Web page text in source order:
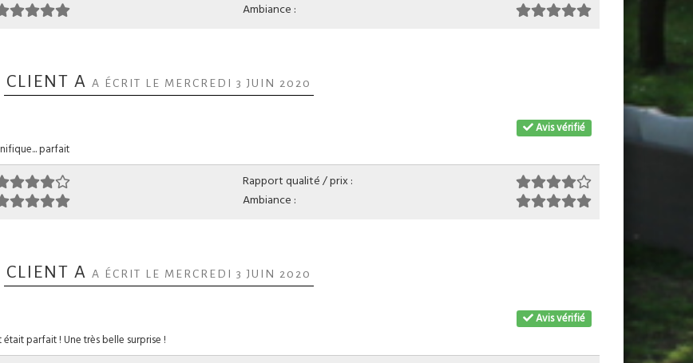
Ambiance :
CLIENT A A ÉCRIT LE MERCREDI 3 JUIN 2020
Avis vérifié
parfait
Rapport qualité / prix :
Ambiance :
CLIENT A A ÉCRIT LE MERCREDI 3 JUIN 2020
Avis vérifié
parfait ! Une très belle surprise !